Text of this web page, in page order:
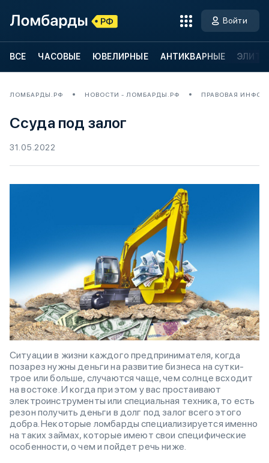
Войти
ВСЕ ЧАСОВЫЕ ЮВЕЛИРНЫЕ АНТИКВАРНЫЕ
ЛОМБАРДЫ.РФ НОВОСТИ - ЛОМБАРДЫ.РФ ПРАВОВАЯ
Ссуда под залог
31.05.2022
Ситуации в жизни каждого предпринимателя, когда
позарез нужны деньги на развитие бизнеса на сутки-
трое или больше, случаются чаще, чем солнце всходит
на востоке. И когда при этом у вас простаивают
электроинструменты или специальная техника, то есть
резон получить деньги в долг под залог всего этого
добра. Некоторые ломбарды специализируется именно
на таких займах, которые имеют свои специфические
особенности, о чем и пойдет речь ниже.